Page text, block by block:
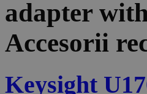
adapter
Accesorii
Keysight